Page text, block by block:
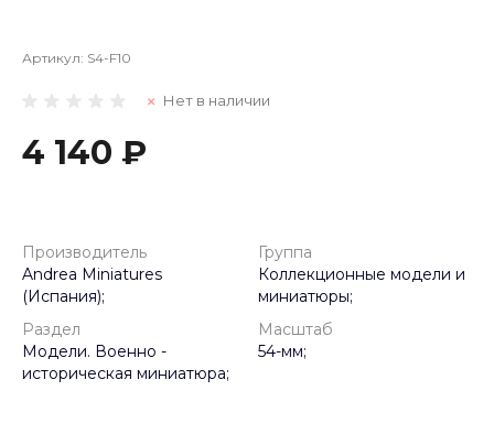
Артикул: S4-F10
Нет в наличии
4 140 ₽
Производитель
Andrea Miniatures
(Испания);
Группа
Коллекционные модели и
миниатюры;
Раздел
Модели. Военно -
историческая миниатюра;
Масштаб
54-мм;